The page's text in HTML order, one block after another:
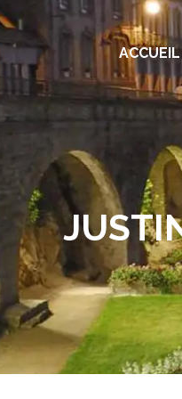
ACCUEIL